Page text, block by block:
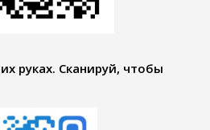
руках. Сканируй, чтобы